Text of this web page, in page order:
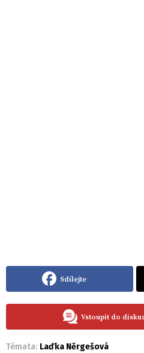
Sdílejte
Vstoupit do
Témata: Laďka Něrgešová